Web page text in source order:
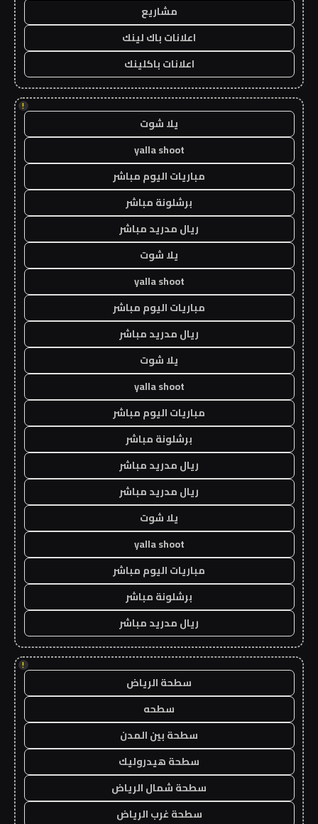
مشاريع
اعلانات باك لينك
اعلانات باكلينك
!
يلا شوت
yalla shoot
مباريات اليوم مباشر
برشلونة مباشر
ريال مدريد مباشر
يلا شوت
yalla shoot
مباريات اليوم مباشر
ريال مدريد مباشر
يلا شوت
yalla shoot
مباريات اليوم مباشر
برشلونة مباشر
ريال مدريد مباشر
ريال مدريد مباشر
يلا شوت
yalla shoot
مباريات اليوم مباشر
برشلونة مباشر
ريال مدريد مباشر
!
سطحة الرياض
سطحه
سطحة بين المدن
سطحة هيدروليك
سطحة شمال الرياض
سطحة غرب الرياض